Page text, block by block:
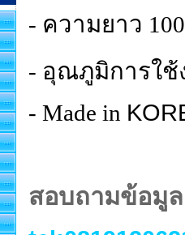
- ความยาว
- อุณภูมิการใช้
- Made in
สอบถามข้อมูล